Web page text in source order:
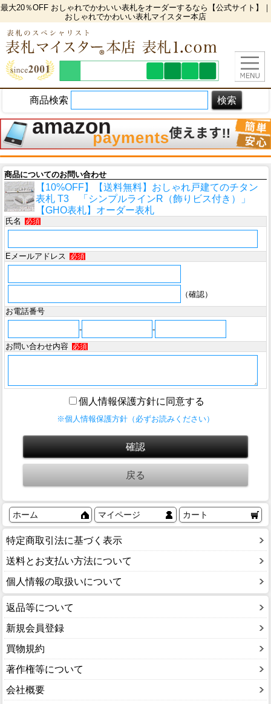
最大20％OFF おしゃれでかわいい表札をオーダーするなら【公式サイト】｜
おしゃれでかわいい表札マイスター本店
商品検索
商品についてのお問い合わせ
【10%OFF】【送料無料】おしゃれ戸建てのチタン
表札 T3 「シンプルラインR（飾りビス付き）」
【GHO表札】オーダー表札
氏名 必須
Eメールアドレス 必須
（確認）
お電話番号
-
-
お問い合わせ内容
必須
個人情報保護方針に同意する
※個人情報保護方針（必ずお読みください）
ホーム マイページ カート
特定商取引法に基づく表示
送料とお支払い方法について
個人情報の取扱いについて
返品等について
新規会員登録
買物規約
著作権等について
会社概要